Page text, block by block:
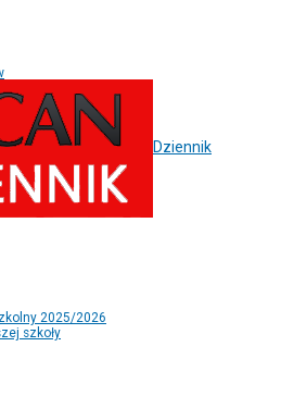
Dziennik
2025/2026
szkoły